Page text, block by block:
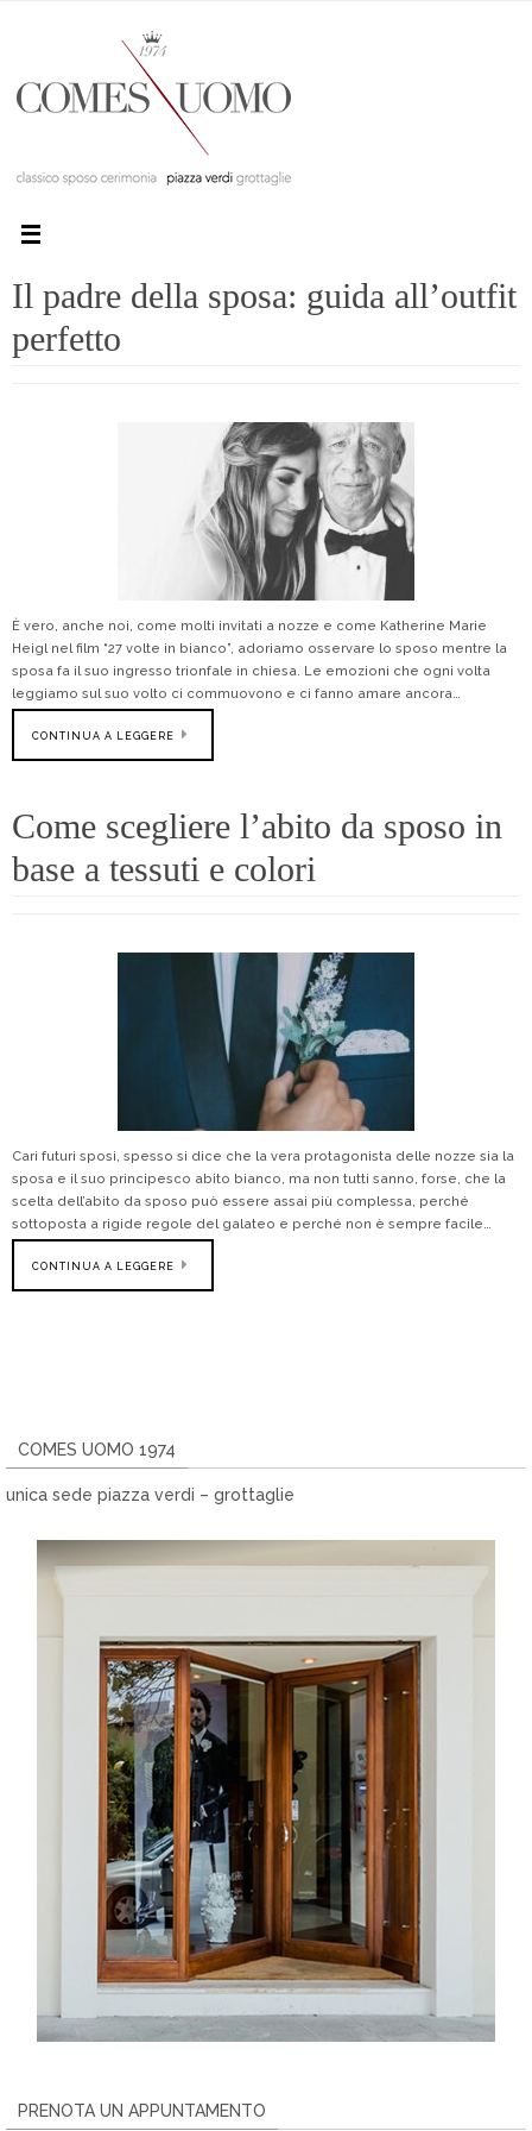
Il padre della sposa: guida all’outfit
perfetto
È vero, anche noi, come molti invitati a nozze e come Katherine Marie
Heigl nel film “27 volte in bianco”, adoriamo osservare lo sposo mentre la
sposa fa il suo ingresso trionfale in chiesa. Le emozioni che ogni volta
leggiamo sul suo volto ci commuovono e ci fanno amare ancora…
CONTINUA A LEGGERE
Come scegliere l’abito da sposo in
base a tessuti e colori
Cari futuri sposi, spesso si dice che la vera protagonista delle nozze sia la
sposa e il suo principesco abito bianco, ma non tutti sanno, forse, che la
scelta dell’abito da sposo può essere assai più complessa, perché
sottoposta a rigide regole del galateo e perché non è sempre facile…
CONTINUA A LEGGERE
COMES UOMO 1974
unica sede piazza verdi – grottaglie
PRENOTA UN APPUNTAMENTO